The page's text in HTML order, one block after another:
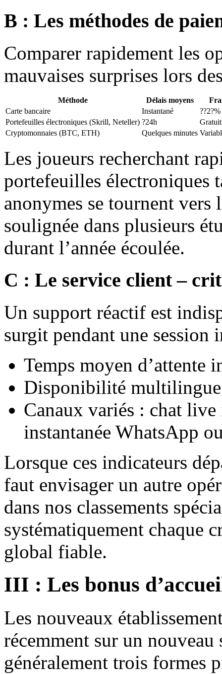
B : Les méthodes de
Comparer rapidement les
mauvaises surprises lors
Méthode Délais moyens
Carte bancaire
Instantané
??2?%
Portefeuilles électroniques (Skrill, Neteller) ?24h
Cryptomonnaies (BTC, ETH)
Quelques minutes
Les joueurs recherchant
portefeuilles électroniques
anonymes se tournent vers
soulignée dans plusieurs
durant l’année écoulée.
C : Le service client –
Un support réactif est
surgit pendant une session
Temps moyen d’attente
Disponibilité
Canaux variés : chat live
instantanée WhatsApp
Lorsque ces indicateurs
faut envisager un autre
dans nos classements
systématiquement chaque
global fiable.
III : Les bonus
Les nouveaux
récemment sur un
généralement trois formes